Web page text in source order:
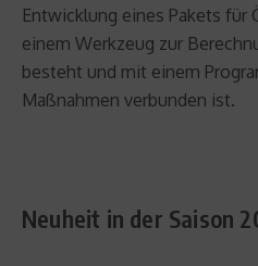
Entwicklung eines Pakets für
einem Werkzeug zur
besteht und mit einem
Maßnahmen verbunden ist.
Neuheit in der Saison